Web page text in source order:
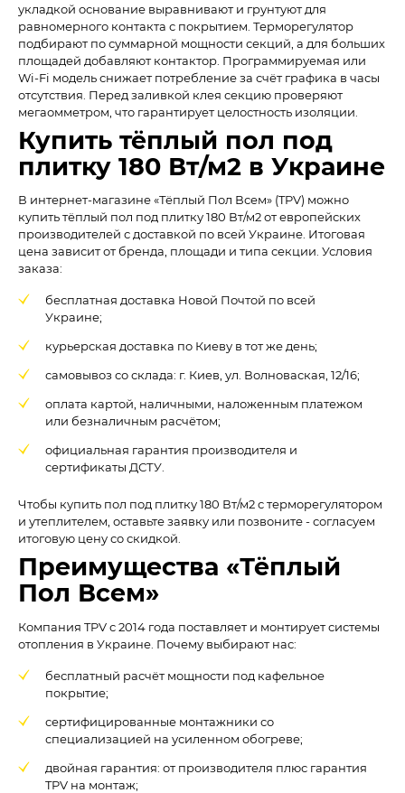
укладкой основание выравнивают и грунтуют для
равномерного контакта с покрытием. Терморегулятор
подбирают по суммарной мощности секций, а для больших
площадей добавляют контактор. Программируемая или
Wi-Fi модель снижает потребление за счёт графика в часы
отсутствия. Перед заливкой клея секцию проверяют
мегаомметром, что гарантирует целостность изоляции.
Купить тёплый пол под
плитку 180 Вт/м2 в Украине
В интернет-магазине «Тёплый Пол Всем» (TPV) можно
купить тёплый пол под плитку 180 Вт/м2 от европейских
производителей с доставкой по всей Украине. Итоговая
цена зависит от бренда, площади и типа секции. Условия
заказа:
бесплатная доставка Новой Почтой по всей
Украине;
курьерская доставка по Киеву в тот же день;
самовывоз со склада: г. Киев, ул. Волноваская, 12/16;
оплата картой, наличными, наложенным платежом
или безналичным расчётом;
официальная гарантия производителя и
сертификаты ДСТУ.
Чтобы купить пол под плитку 180 Вт/м2 с терморегулятором
и утеплителем, оставьте заявку или позвоните - согласуем
итоговую цену со скидкой.
Преимущества «Тёплый
Пол Всем»
Компания TPV с 2014 года поставляет и монтирует системы
отопления в Украине. Почему выбирают нас:
бесплатный расчёт мощности под кафельное
покрытие;
сертифицированные монтажники со
специализацией на усиленном обогреве;
двойная гарантия: от производителя плюс гарантия
TPV на монтаж;